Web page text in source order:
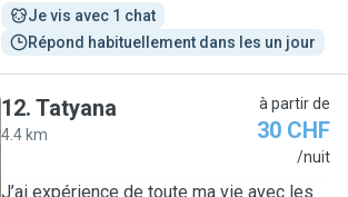
Je vis avec 1 chat
Répond habituellement dans les un jour
12. Tatyana
4.4 km
à partir de
30 CHF
/nuit
J’ai expérience de toute ma vie avec les